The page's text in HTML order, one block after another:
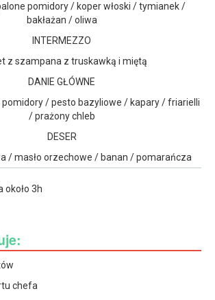
pomidory / koper włoski / tymianek /
bakłażan / oliwa
INTERMEZZO
z szampana z truskawką i miętą
DANIE GŁÓWNE
pomidory / pesto bazyliowe / kapary / friarielli
/ prażony chleb
DESER
/ masło orzechowe / banan / pomarańcza
około 3h
chefa